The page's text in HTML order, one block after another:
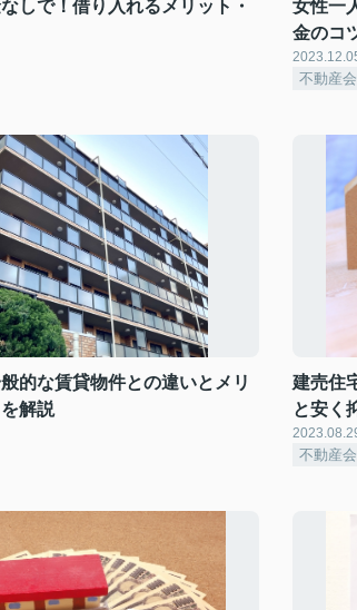
しで！借り入れるメリット・
女性一
金のコ
不動産
的な賃貸物件との違いとメリ
解説
建売住
と安く
不動産